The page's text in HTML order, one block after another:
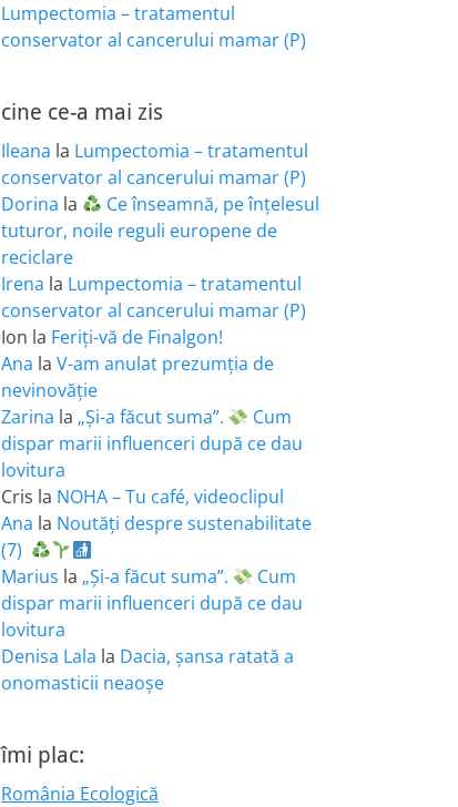
Lumpectomia – tratamentul
conservator al cancerului mamar (P)
cine ce-a mai zis
Ileana la Lumpectomia – tratamentul
conservator al cancerului mamar (P)
Dorina la
Ce înseamnă, pe înțelesul
tuturor, noile reguli europene de
reciclare
Irena la Lumpectomia – tratamentul
conservator al cancerului mamar (P)
Ion la Feriţi-vă de Finalgon!
Ana la V-am anulat prezumția de
nevinovăție
Zarina la „Și-a făcut suma”.
Cum
dispar marii influenceri după ce dau
lovitura
Cris la NOHA – Tu café, videoclipul
Ana la Noutăți despre sustenabilitate
(7)
Marius la „Și-a făcut suma”.
Cum
dispar marii influenceri după ce dau
lovitura
Denisa Lala la Dacia, șansa ratată a
onomasticii neaoșe
îmi plac:
România Ecologică